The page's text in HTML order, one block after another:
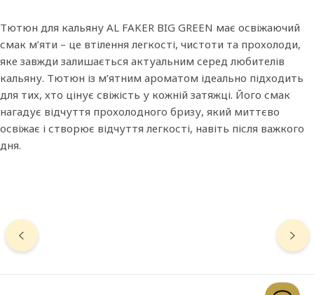
Тютюн для кальяну AL FAKER BIG GREEN має освіжаючий
смак м’яти – це втілення легкості, чистоти та прохолоди,
яке завжди залишається актуальним серед любителів
кальяну. Тютюн із м’ятним ароматом ідеально підходить
для тих, хто цінує свіжість у кожній затяжці. Його смак
нагадує відчуття прохолодного бризу, який миттєво
освіжає і створює відчуття легкості, навіть після важкого
дня.